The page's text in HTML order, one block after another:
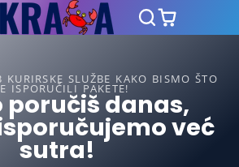
SLUŽBE KAKO BISMO ŠTO
ISPORUČILI PAKETE!
poručiš danas,
već
sutra!